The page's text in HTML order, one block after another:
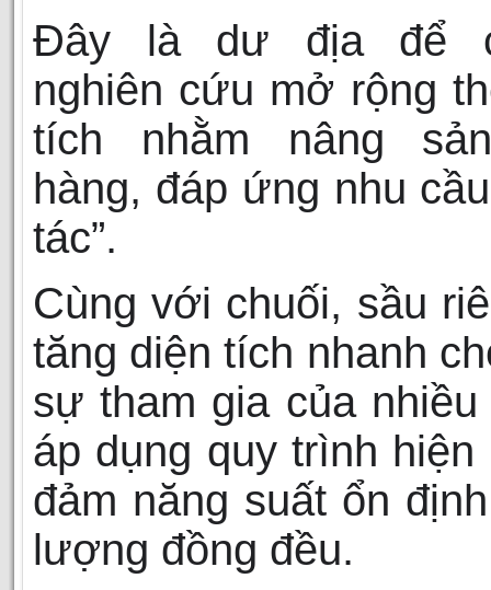
Đây là dư địa để
nghiên cứu mở rộng
tích nhằm nâng
hàng, đáp ứng nhu
tác”.
Cùng với chuối, sầu
tăng diện tích nhanh
sự tham gia của
áp dụng quy trình hiện
đảm năng suất ổn
lượng đồng đều.